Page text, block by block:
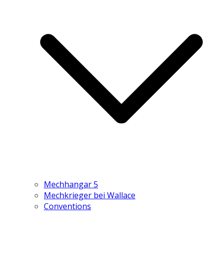
Mechhangar 5
Mechkrieger bei Wallace
Conventions